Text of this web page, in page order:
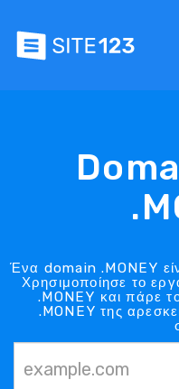
Ένα domain .MONEY
Χρησιμοποίησε το
.MONEY και πάρε
.MONEY της